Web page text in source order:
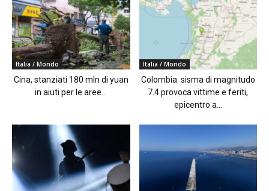
Italia / Mondo
Cina, stanziati 180 mln di yuan
in aiuti per le aree...
Italia / Mondo
Colombia: sisma di magnitudo
7.4 provoca vittime e feriti,
epicentro a...